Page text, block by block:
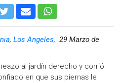
Los Angeles, 29 Marzo de
al jardín derecho y corrió
en que sus piernas le